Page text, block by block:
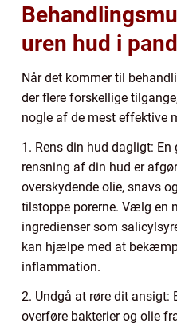
uren hud i
Når det kommer til
der flere forskellige
nogle af de mest effektive
1. Rens din hud dagligt:
rensning af din hud er
overskydende olie, snavs
tilstoppe porerne. Vælg en
ingredienser som
kan hjælpe med at
inflammation.
2. Undgå at røre dit ansigt:
overføre bakterier og olie